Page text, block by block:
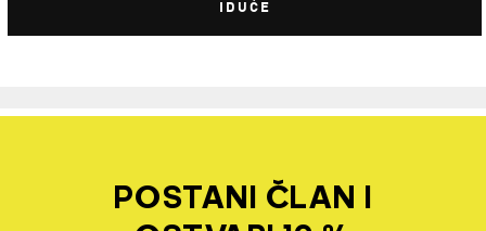
IDUĆE
POSTANI ČLAN I